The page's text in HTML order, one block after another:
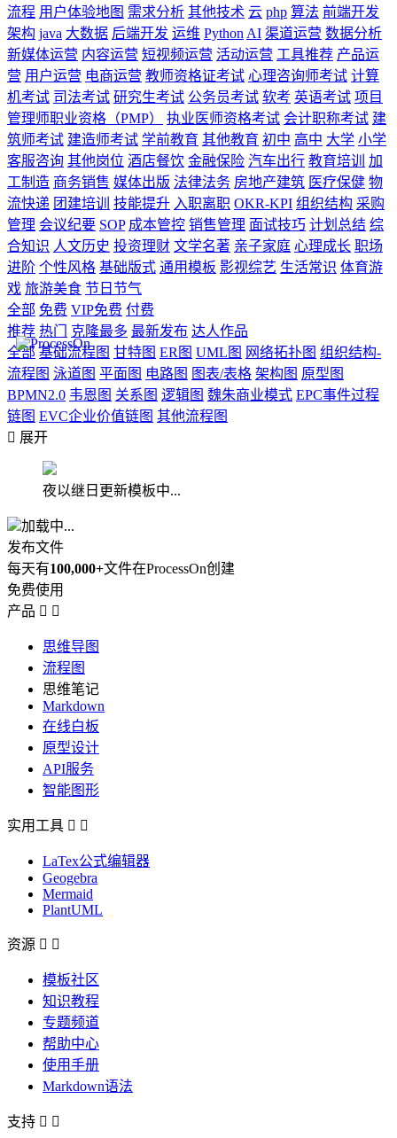
流程 用户体验地图 需求分析 其他技术 云 php 算法 前端开发
架构 java 大数据 后端开发 运维 Python AI 渠道运营 数据分析
新媒体运营 内容运营 短视频运营 活动运营 工具推荐 产品运
营 用户运营 电商运营 教师资格证考试 心理咨询师考试 计算
机考试 司法考试 研究生考试 公务员考试 软考 英语考试 项目
管理师职业资格（PMP）
执业医师资格考试 会计职称考试 建
筑师考试 建造师考试 学前教育 其他教育 初中 高中 大学 小学
客服咨询 其他岗位 酒店餐饮 金融保险 汽车出行 教育培训
加
工制造 商务销售 媒体出版 法律法务 房地产建筑 医疗保健 物
流快递 团建培训 技能提升 入职离职 OKR-KPI 组织结构 采购
管理 会议纪要 SOP 成本管控 销售管理 面试技巧 计划总结 综
合知识 人文历史 投资理财 文学名著 亲子家庭 心理成长 职场
进阶 个性风格 基础版式 通用模板 影视综艺 生活常识 体育游
戏 旅游美食 节日节气
全部 免费 VIP免费 付费
推荐 热门 克隆最多 最新发布 达人作品
全部 基础流程图 甘特图 ER图 UML图 网络拓扑图 组织结构-
流程图 泳道图 平面图 电路图 图表/表格 架构图 原型图
BPMN2.0 韦恩图 关系图 逻辑图 魏朱商业模式 EPC事件过程
链图 EVC企业价值链图 其他流程图
 展开
夜以继日更新模板中...
加载中...
发布文件
每天有100,000+文件在ProcessOn创建
免费使用
产品  
思维导图
流程图
思维笔记
Markdown
在线白板
原型设计
API服务
智能图形
实用工具  
LaTex公式编辑器
Geogebra
Mermaid
PlantUML
资源  
模板社区
知识教程
专题频道
帮助中心
使用手册
Markdown语法
支持  